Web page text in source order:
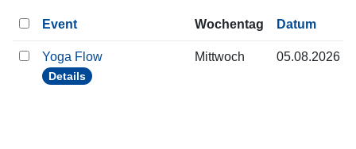
Event Wochentag Datum
Yoga Flow
Details
Mittwoch 05.08.2026